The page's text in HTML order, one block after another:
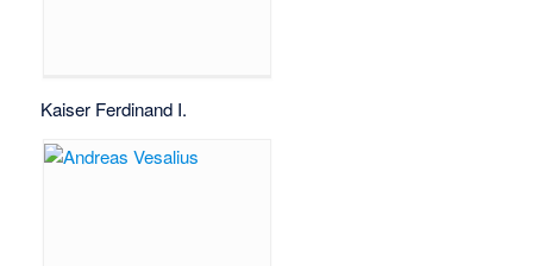
Kaiser Ferdinand I.